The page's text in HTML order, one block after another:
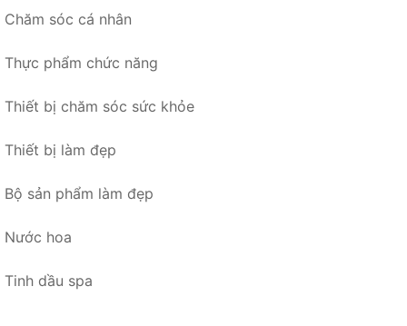
Chăm sóc cá nhân
Thực phẩm chức năng
Thiết bị chăm sóc sức khỏe
Thiết bị làm đẹp
Bộ sản phẩm làm đẹp
Nước hoa
Tinh dầu spa